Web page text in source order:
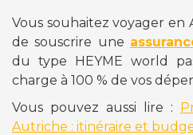
Vous souhaitez voyager en
de souscrire une
du type HEYME world
charge à 100 % de vos
Vous pouvez aussi lire :
Autriche : itinéraire et